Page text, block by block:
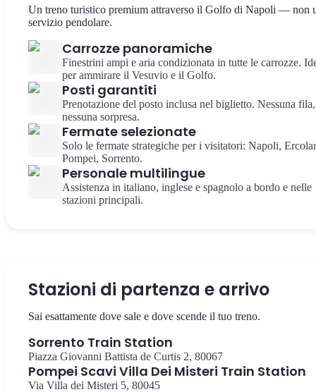
Un treno turistico premium attraverso il Golfo di Napoli — non
servizio pendolare.
Carrozze panoramiche
Finestrini ampi e aria condizionata in tutte le carrozze.
per ammirare il Vesuvio e il Golfo.
Posti garantiti
Prenotazione del posto inclusa nel biglietto. Nessuna fila,
nessuna sorpresa.
Fermate selezionate
Solo le fermate strategiche per i visitatori: Napoli,
Pompei, Sorrento.
Personale multilingue
Assistenza in italiano, inglese e spagnolo a bordo e nelle
stazioni principali.
Stazioni di partenza e arrivo
Sai esattamente dove sale e dove scende il tuo treno.
Sorrento Train Station
Piazza Giovanni Battista de Curtis 2, 80067
Pompei Scavi Villa Dei Misteri Train Station
Via Villa dei Misteri 5, 80045